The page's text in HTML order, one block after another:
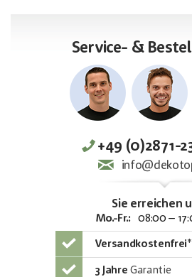
Service- &
+49 (0)2871-
Sie erreichen
Mo.-Fr.: 08:00 –
Versandkostenfrei*
3 Jahre Garantie